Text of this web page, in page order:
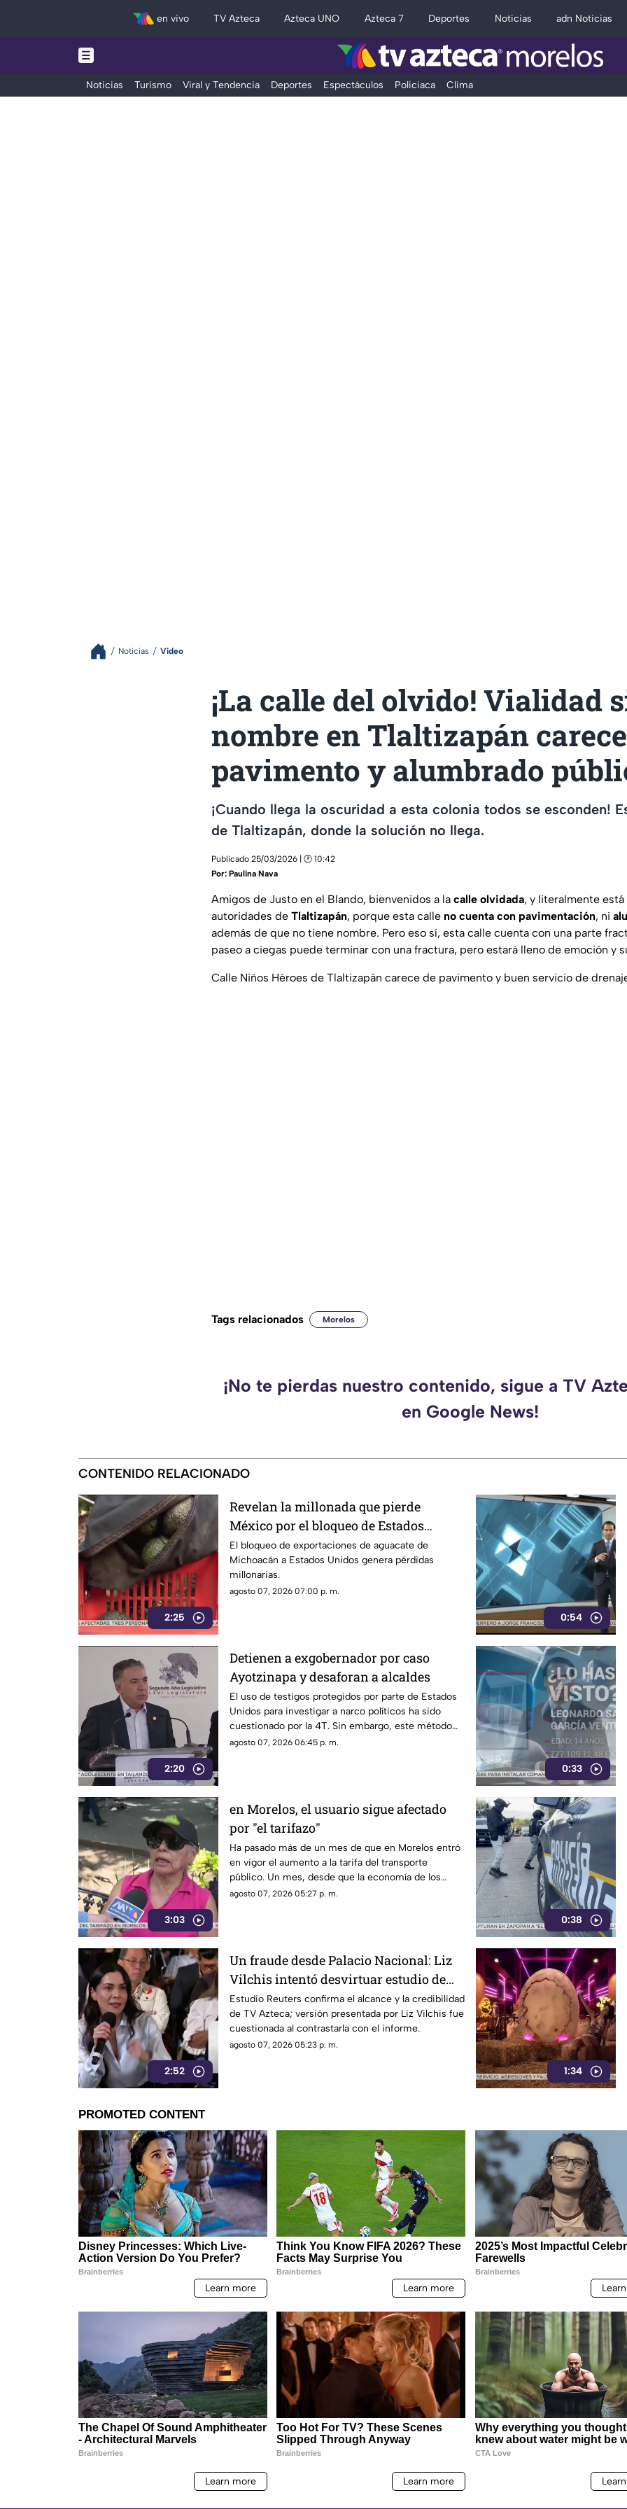
en vivo TV Azteca Azteca UNO Azteca 7 Deportes Noticias adn Noticias
Noticias Turismo Viral y Tendencia Deportes Espectáculos Policiaca Clima
Noticias Video
¡La calle del olvido! Vialidad
nombre en Tlaltizapán
pavimento y alumbrado
¡Cuando llega la oscuridad a esta colonia todos se esconden!
de Tlaltizapán, donde la solución no llega.
Publicado 25/03/2026 | 🕑 10:42
Por: Paulina Nava
Amigos de Justo en el Blando, bienvenidos a la calle olvidada, y literalmente
autoridades de Tlaltizapán, porque esta calle no cuenta con pavimentación, ni
además de que no tiene nombre. Pero eso sí, esta calle cuenta con una parte
paseo a ciegas puede terminar con una fractura, pero estará lleno de emoción y
Calle Niños Héroes de Tlaltizapán carece de pavimento y buen servicio de
Tags relacionados Morelos
¡No te pierdas nuestro contenido, sigue a TV
en Google News!
CONTENIDO RELACIONADO
2:25
Revelan la millonada que pierde
México por el bloqueo de Estados
Unidos al aguacate de Michoacán
El bloqueo de exportaciones de aguacate de
Michoacán a Estados Unidos genera pérdidas
millonarias.
agosto 07, 2026 07:00 p. m.
0:54
2:20
Detienen a exgobernador por caso
Ayotzinapa y desaforan a alcaldes
El uso de testigos protegidos por parte de Estados
Unidos para investigar a narco políticos ha sido
cuestionado por la 4T. Sin embargo, este método
también ha colocado bajo la lupa a funcionarios y
agosto 07, 2026 06:45 p. m.
0:33
3:03
en Morelos, el usuario sigue afectado
por "el tarifazo"
Ha pasado más de un mes de que en Morelos entró
en vigor el aumento a la tarifa del transporte
público. Un mes, desde que la economía de los
morelenses se vio afectada y los ciudadanos
agosto 07, 2026 05:27 p. m.
0:38
2:52
Un fraude desde Palacio Nacional: Liz
Vilchis intentó desvirtuar estudio de
Reuters sobre la credibilidad de TV
Azteca
Estudio Reuters confirma el alcance y la credibilidad
de TV Azteca; versión presentada por Liz Vilchis fue
cuestionada al contrastarla con el informe.
agosto 07, 2026 05:23 p. m.
1:34